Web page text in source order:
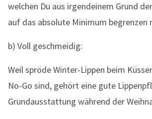
welchen Du aus irgendeinem Grund
auf das absolute Minimum begrenzen
b) Voll geschmeidig:
Weil spröde Winter-Lippen beim
No-Go sind, gehört eine gute
Grundausstattung während der